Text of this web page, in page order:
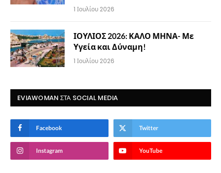
1 Ιουλίου 2026
ΙΟΥΛΙΟΣ 2026: ΚΑΛΟ ΜΗΝΑ- Με
Υγεία και Δύναμη!
1 Ιουλίου 2026
EVIAWOMAN ΣΤΑ SOCIAL MEDIA
Facebook Twitter
Instagram YouTube